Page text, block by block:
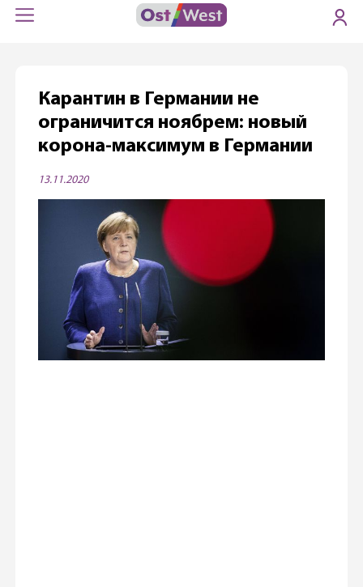
Карантин в Германии не
ограничится ноябрем: новый
корона-максимум в Германии
13.11.2020